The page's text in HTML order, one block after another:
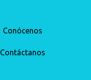
Conócenos
Contáctanos